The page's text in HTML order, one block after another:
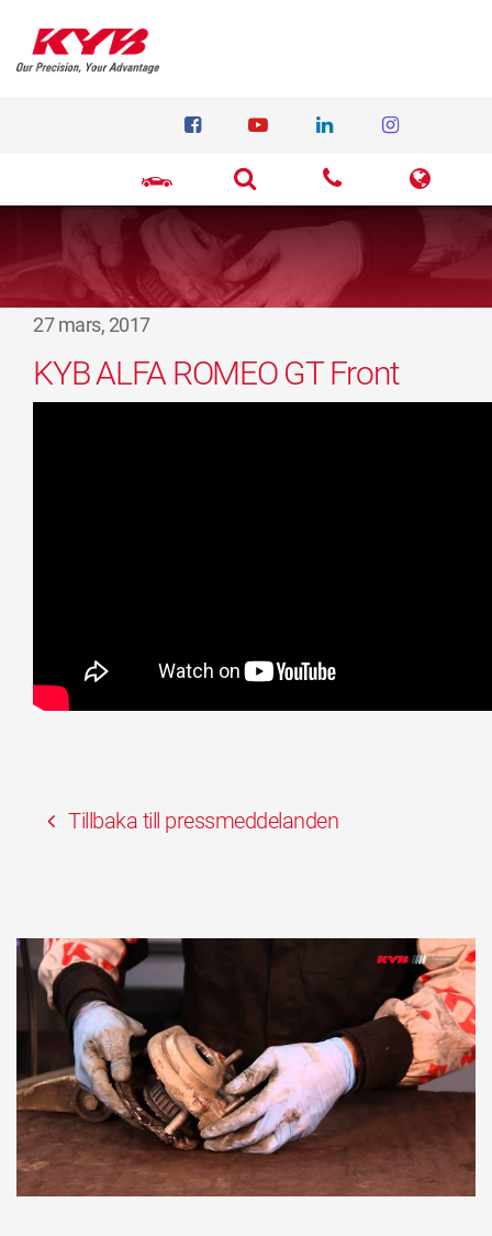
27 mars, 2017
KYB ALFA ROMEO GT Front
Tillbaka till pressmeddelanden